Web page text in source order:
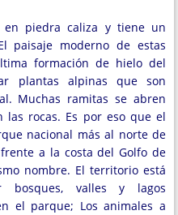
en piedra caliza y tiene un
paisaje moderno de estas
formación de hielo del
plantas alpinas que son
Muchas ramitas se abren
las rocas. Es por eso que el
nacional más al norte de
a la costa del Golfo de
nombre. El territorio está
bosques, valles y lagos
el parque; Los animales a